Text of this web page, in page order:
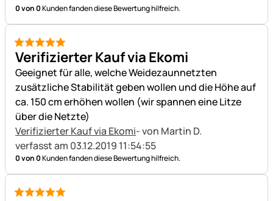
0 von 0Kunden fanden diese Bewertung hilfreich.
5 von 5
Verifizierter Kauf via Ekomi
Geeignet für alle, welche Weidezaunnetzten
zusätzliche Stabilität geben wollen und die Höhe auf
ca. 150 cm erhöhen wollen (wir spannen eine Litze
über die Netzte)
Verifizierter Kauf via Ekomi- von Martin D.
verfasst am 03.12.2019 11:54:55
0 von 0Kunden fanden diese Bewertung hilfreich.
5 von 5